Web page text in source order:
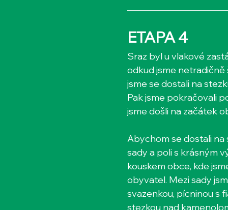
ETAPA 4
​​​Sraz byl u vlakové
odkud jsme
jsme se dostali na
Pak jsme pokračovali
jsme došli na začátek
Abychom se dostali
sady a poli s krásným
kouskem obce, kde
obyvatel. Mezi sady
svazenkou, pícninou s
stezkou nad